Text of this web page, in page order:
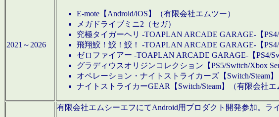
2021～2026
E-mote【Android/iOS】（有限会社エムツー）
メガドライブミニ2（セガ）
究極タイガーヘリ -TOAPLAN ARCADE GARAGE-【
飛翔鮫！鮫！鮫！ -TOAPLAN ARCADE GARAGE-【
ゼロファイアー -TOAPLAN ARCADE GARAGE-【PS4/
グラディウスオリジンコレクション【PS5/Switch/Xbox
オペレーション・ナイトストライカーズ【Switch/Steam】
ナイトストライカーGEAR【Switch/Steam】（有限会社エ
有限会社エムシーエフにてAndroid用プロダクト開発参加。ラ